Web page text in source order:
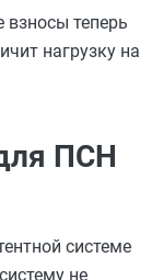
теперь
нагрузку на
ПСН
системе
не